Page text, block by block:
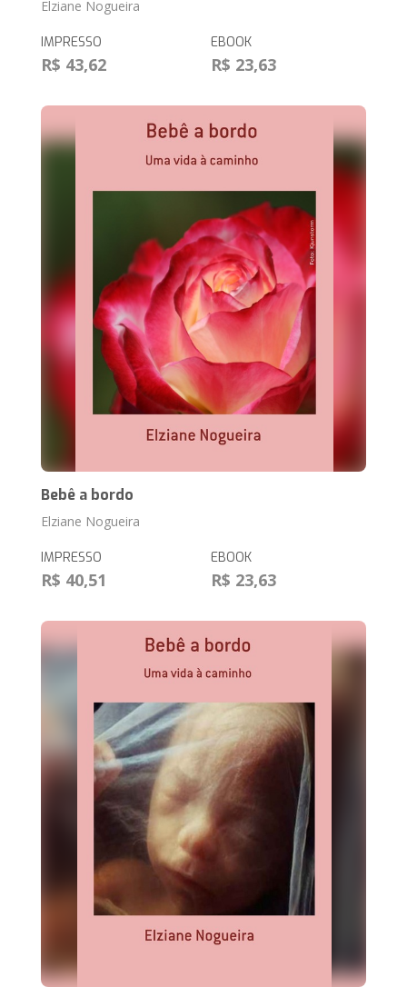
Elziane Nogueira
IMPRESSO
R$ 43,62
EBOOK
R$ 23,63
Bebê a bordo
Elziane Nogueira
IMPRESSO
R$ 40,51
EBOOK
R$ 23,63